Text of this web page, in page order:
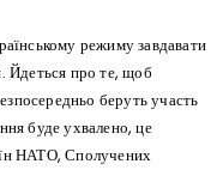
режиму завдавати
Йдеться про те, щоб
беруть участь
буде ухвалено, це
НАТО, Сполучених